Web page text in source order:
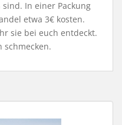
In einer Packung
etwa 3€ kosten.
sie bei euch entdeckt.
schmecken.